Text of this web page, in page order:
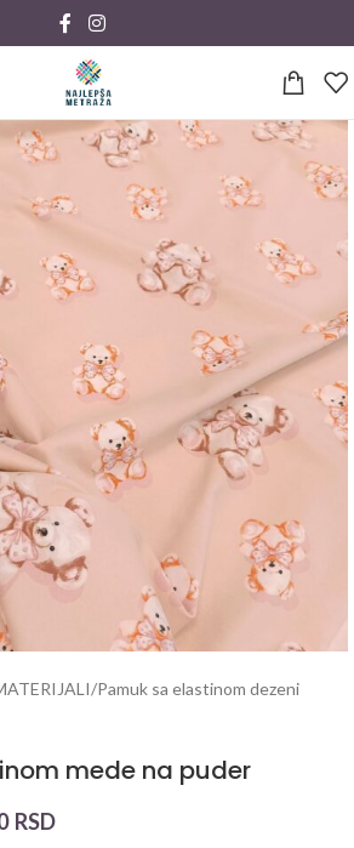
/Pamuk sa elastinom dezeni
mede na puder
RSD